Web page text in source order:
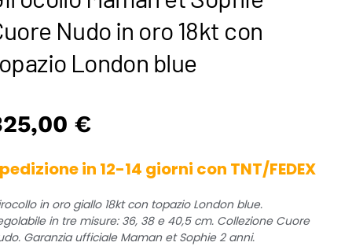
Nudo in oro 18kt con
London blue
€
in 12-14 giorni con TNT/FEDEX
in oro giallo 18kt con topazio London blue.
in tre misure: 36, 38 e 40,5 cm. Collezione Cuore
Garanzia ufficiale Maman et Sophie 2 anni.